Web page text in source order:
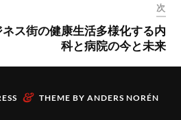
次
ス街の健康生活多様化する内
科と病院の今と未来
& THEME BY ANDERS NORÉN